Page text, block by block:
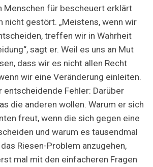
Menschen für bescheuert erklärt
nicht gestört. „Meistens, wenn wir
treffen wir in Wahrheit
sagt er. Weil es uns an Mut
dass wir es nicht allen Recht
wir eine Veränderung einleiten.
entscheidende Fehler: Darüber
die anderen wollen. Warum er sich
freut, wenn die sich gegen eine
und warum es tausendmal
Riesen-Problem anzugehen,
mal mit den einfacheren Fragen